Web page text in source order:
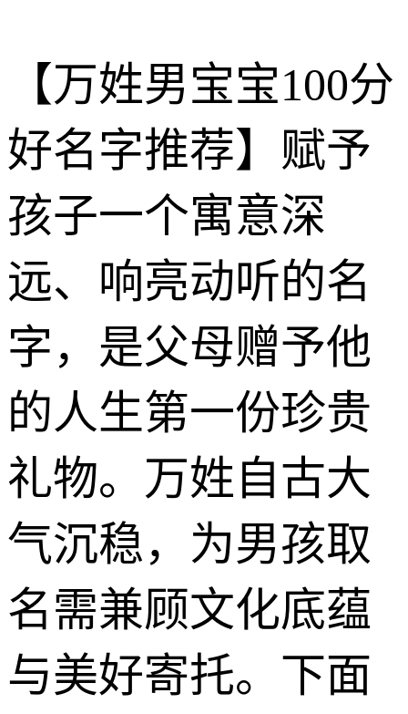
【万姓男宝宝100分
好名字推荐】赋予
孩子一个寓意深
远、响亮动听的名
字，是父母赠予他
的人生第一份珍贵
礼物。万姓自古大
气沉稳，为男孩取
名需兼顾文化底蕴
与美好寄托。下面